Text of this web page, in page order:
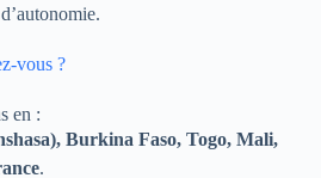
vous ?
en :
Burkina Faso, Togo, Mali,
.